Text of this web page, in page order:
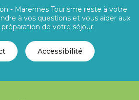
- Marennes Tourisme reste à votre
à vos questions et vous aider aux
préparation de votre séjour.
Accessibilité